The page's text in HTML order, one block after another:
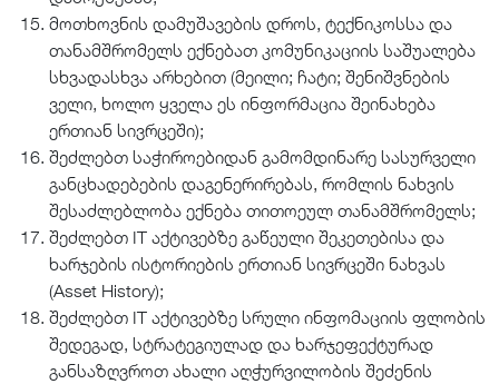
მოთხოვნის დამუშავების დროს, ტექნიკოსსა და
თანამშრომელს ექნებათ კომუნიკაციის საშუალება
სხვადასხვა არხებით (მეილი; ჩატი; შენიშვნების
ველი, ხოლო ყველა ეს ინფორმაცია შეინახება
ერთიან სივრცეში);
შეძლებთ საჭიროებიდან გამომდინარე სასურველი
განცხადებების დაგენერირებას, რომლის ნახვის
შესაძლებლობა ექნება თითოეულ თანამშრომელს;
შეძლებთ IT აქტივებზე გაწეული შეკეთებისა და
ხარჯების ისტორიების ერთიან სივრცეში ნახვას
(Asset History);
შეძლებთ IT აქტივებზე სრული ინფომაციის ფლობის
შედეგად, სტრატეგიულად და ხარჯეფექტურად
განსაზღვროთ ახალი აღჭურვილობის შეძენის